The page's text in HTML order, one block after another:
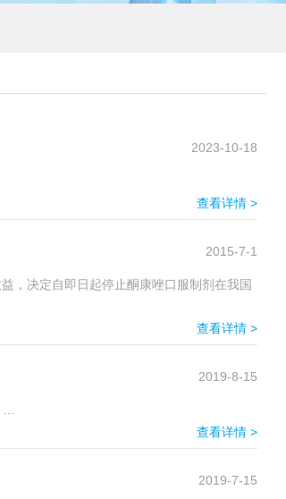
2023-10-18
查看详情 >
2015-7-1
，决定自即日起停止酮康唑口服制剂在我国
查看详情 >
2019-8-15
查看详情 >
2019-7-15